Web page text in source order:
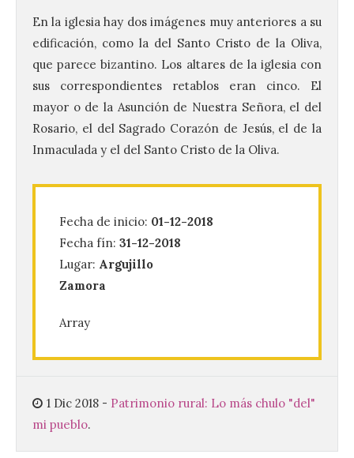
En la iglesia hay dos imágenes muy anteriores a su
edificación, como la del Santo Cristo de la Oliva,
que parece bizantino. Los altares de la iglesia con
sus correspondientes retablos eran cinco. El
mayor o de la Asunción de Nuestra Señora, el del
Rosario, el del Sagrado Corazón de Jesús, el de la
Inmaculada y el del Santo Cristo de la Oliva.
Fecha de inicio: 01-12-2018
Fecha fín: 31-12-2018
Lugar: Argujillo
Zamora
Array
1 Dic 2018 - Patrimonio rural: Lo más chulo "del"
mi pueblo.
de León de…viaje nos llega
Parlamento Europeo en
Estrasburgo.
iniciativa organizado por la sección
juvenil de la Asociación Enróllate, la
Diario de Turismo, Ocio e Información
nos […]